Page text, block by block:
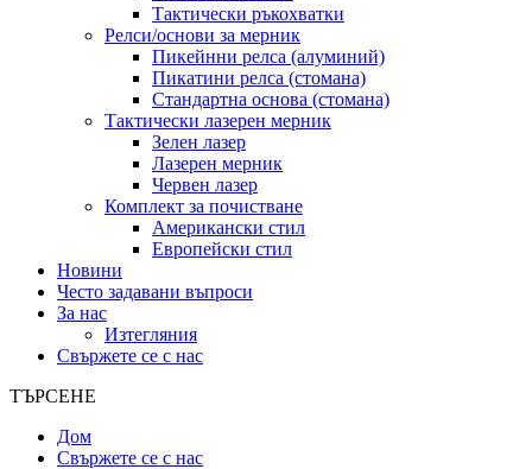
Тактически ръкохватки
Релси/основи за мерник
Пикейнни релса (алуминий)
Пикатини релса (стомана)
Стандартна основа (стомана)
Тактически лазерен мерник
Зелен лазер
Лазерен мерник
Червен лазер
Комплект за почистване
Американски стил
Европейски стил
Новини
Често задавани въпроси
За нас
Изтегляния
Свържете се с нас
ТЪРСЕНЕ
Дом
Свържете се с нас